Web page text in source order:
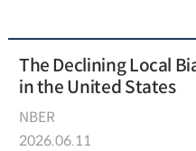
The Declining Local
in the United States
NBER
2026.06.11